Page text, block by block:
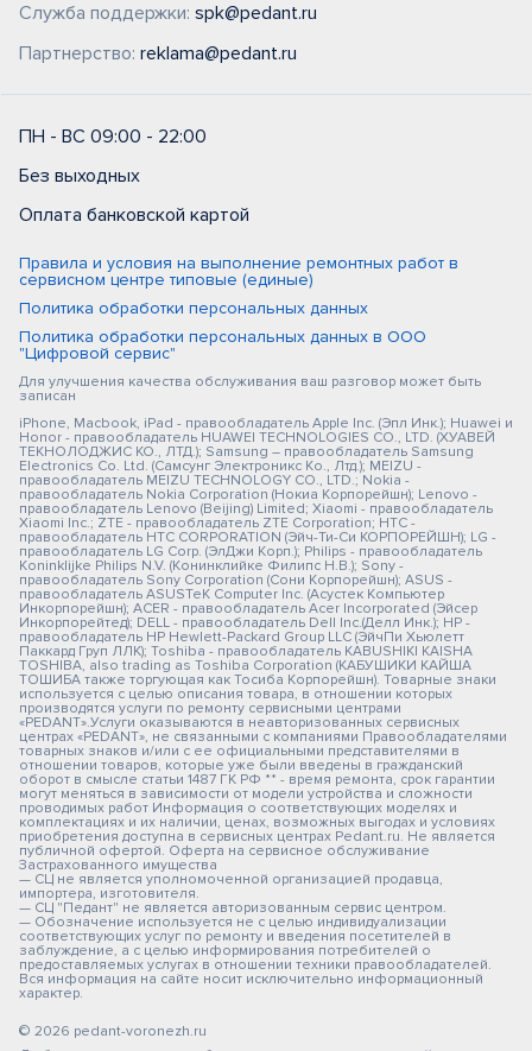
Служба поддержки: spk@pedant.ru
Партнерство: reklama@pedant.ru
ПН - ВС 09:00 - 22:00
Без выходных
Оплата банковской картой
Правила и условия на выполнение ремонтных работ в
сервисном центре типовые (единые)
Политика обработки персональных данных
Политика обработки персональных данных в ООО
"Цифровой сервис"
Для улучшения качества обслуживания ваш разговор может быть
записан
iPhone, Macbook, iPad - правообладатель Apple Inc. (Эпл Инк.); Huawei и
Honor - правообладатель HUAWEI TECHNOLOGIES CO., LTD. (ХУАВЕЙ
ТЕКНОЛОДЖИС КО., ЛТД.); Samsung – правообладатель Samsung
Electronics Co. Ltd. (Самсунг Электроникс Ко., Лтд.); MEIZU -
правообладатель MEIZU TECHNOLOGY CO., LTD.; Nokia -
правообладатель Nokia Corporation (Нокиа Корпорейшн); Lenovo -
правообладатель Lenovo (Beijing) Limited; Xiaomi - правообладатель
Xiaomi Inc.; ZTE - правообладатель ZTE Corporation; HTC -
правообладатель HTC CORPORATION (Эйч-Ти-Си КОРПОРЕЙШН); LG -
правообладатель LG Corp. (ЭлДжи Корп.); Philips - правообладатель
Koninklijke Philips N.V. (Конинклийке Филипс Н.В.); Sony -
правообладатель Sony Corporation (Сони Корпорейшн); ASUS -
правообладатель ASUSTeK Computer Inc. (Асустек Компьютер
Инкорпорейшн); ACER - правообладатель Acer Incorporated (Эйсер
Инкорпорейтед); DELL - правообладатель Dell Inc.(Делл Инк.); HP -
правообладатель HP Hewlett-Packard Group LLC (ЭйчПи Хьюлетт
Паккард Груп ЛЛК); Toshiba - правообладатель KABUSHIKI KAISHA
TOSHIBA, also trading as Toshiba Corporation (КАБУШИКИ КАЙША
ТОШИБА также торгующая как Тосиба Корпорейшн). Товарные знаки
используется с целью описания товара, в отношении которых
производятся услуги по ремонту сервисными центрами
«PEDANT».Услуги оказываются в неавторизованных сервисных
центрах «PEDANT», не связанными с компаниями Правообладателями
товарных знаков и/или с ее официальными представителями в
отношении товаров, которые уже были введены в гражданский
оборот в смысле статьи 1487 ГК РФ ** - время ремонта, срок гарантии
могут меняться в зависимости от модели устройства и сложности
проводимых работ Информация о соответствующих моделях и
комплектациях и их наличии, ценах, возможных выгодах и условиях
приобретения доступна в сервисных центрах Pedant.ru. Не является
публичной офертой. Оферта на сервисное обслуживание
Застрахованного имущества
— СЦ не является уполномоченной организацией продавца,
импортера, изготовителя.
— СЦ "Педант" не является авторизованным сервис центром.
— Обозначение используется не с целью индивидуализации
соответствующих услуг по ремонту и введения посетителей в
заблуждение, а с целью информирования потребителей о
предоставляемых услугах в отношении техники правообладателей.
Вся информация на сайте носит исключительно информационный
характер.
© 2026 pedant-voronezh.ru